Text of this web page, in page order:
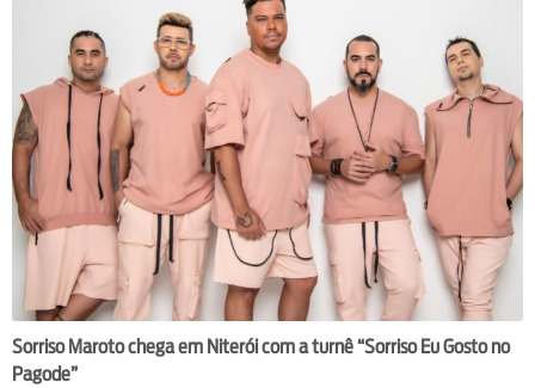
Sorriso Maroto chega em Niterói com a turnê “Sorriso Eu Gosto no
Pagode”